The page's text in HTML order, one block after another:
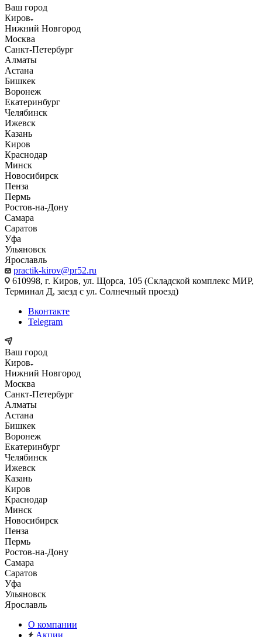
Ваш город
Киров
Нижний Новгород
Москва
Санкт-Петербург
Алматы
Астана
Бишкек
Воронеж
Екатеринбург
Челябинск
Ижевск
Казань
Киров
Краснодар
Минск
Новосибирск
Пенза
Пермь
Ростов-на-Дону
Самара
Саратов
Уфа
Ульяновск
Ярославль
practik-kirov@pr52.ru
610998, г. Киров, ул. Щорса, 105 (Складской комплекс МИР,
Терминал Д, заезд с ул. Солнечный проезд)
Вконтакте
Telegram
Ваш город
Киров
Нижний Новгород
Москва
Санкт-Петербург
Алматы
Астана
Бишкек
Воронеж
Екатеринбург
Челябинск
Ижевск
Казань
Киров
Краснодар
Минск
Новосибирск
Пенза
Пермь
Ростов-на-Дону
Самара
Саратов
Уфа
Ульяновск
Ярославль
О компании
Акции